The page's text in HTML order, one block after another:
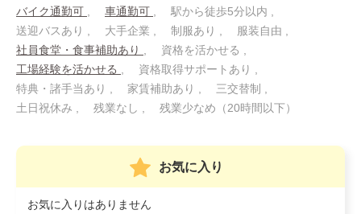
バイク通勤可
車通勤可
駅から徒歩5分以内
送迎バスあり
大手企業 制服あり
服装自由
社員食堂・食事補助あり
資格を活かせる
工場経験を活かせる
資格取得サポートあり
特典・諸手当あり
家賃補助あり
三交替制
土日祝休み
残業なし 残業少なめ（20時間以下）
お気に入り
お気に入りはありません